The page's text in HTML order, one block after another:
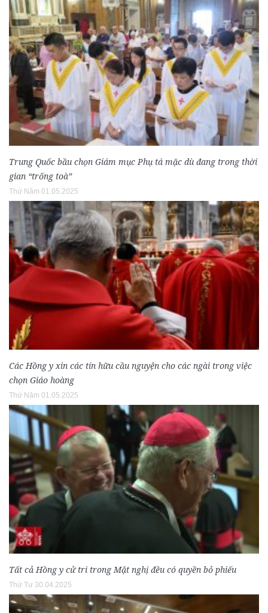
Trung Quốc bầu chọn Giám mục Phụ tá mặc dù đang trong thời
gian “trống toà”
Thứ Năm 01.05.2025
Các Hồng y xin các tín hữu cầu nguyện cho các ngài trong việc
chọn Giáo hoàng
Thứ Năm 01.05.2025
Tất cả Hồng y cử tri trong Mật nghị đều có quyền bỏ phiếu
Thứ Tư 30.04.2025